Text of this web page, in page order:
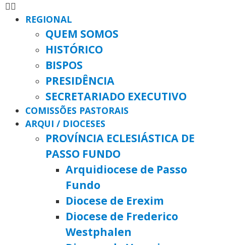
REGIONAL
QUEM SOMOS
HISTÓRICO
BISPOS
PRESIDÊNCIA
SECRETARIADO EXECUTIVO
COMISSÕES PASTORAIS
ARQUI / DIOCESES
PROVÍNCIA ECLESIÁSTICA DE
PASSO FUNDO
Arquidiocese de Passo
Fundo
Diocese de Erexim
Diocese de Frederico
Westphalen